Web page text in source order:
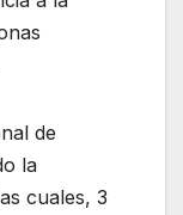
de
la
cuales, 3